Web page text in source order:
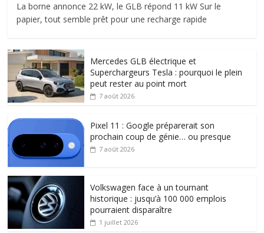
La borne annonce 22 kW, le GLB répond 11 kW Sur le
papier, tout semble prêt pour une recharge rapide
Mercedes GLB électrique et
Superchargeurs Tesla : pourquoi le plein
peut rester au point mort
7 août 2026
Pixel 11 : Google préparerait son
prochain coup de génie… ou presque
7 août 2026
Volkswagen face à un tournant
historique : jusqu’à 100 000 emplois
pourraient disparaître
1 juillet 2026